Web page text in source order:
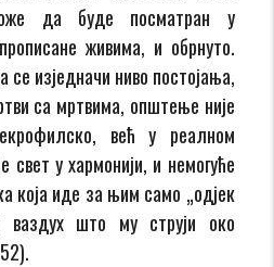
да буде посматран у
живима, и обрнуто.
се изједначи ниво постојања,
са мртвима, општење није
већ у реалном
свет у хармонији, и немогуће
која иде за њим само „одјек
што му струји око